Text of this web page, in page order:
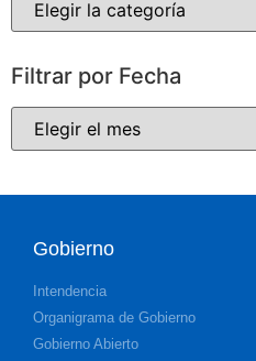
Filtrar por Fecha
Gobierno
Intendencia
Organigrama de Gobierno
Gobierno Abierto